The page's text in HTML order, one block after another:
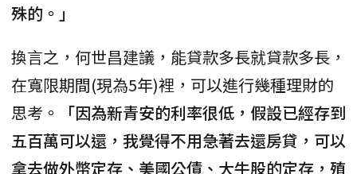
殊的。」
換言之，何世昌建議，能貸款多長就貸款多長，
在寬限期間(現為5年)裡，可以進行幾種理財的
思考。
「因為新青安的利率很低，假設已經存到
五百萬可以還，我覺得不用急著去還房貸，可以
拿去做外幣定存、美國公債、大牛股的定存，殖